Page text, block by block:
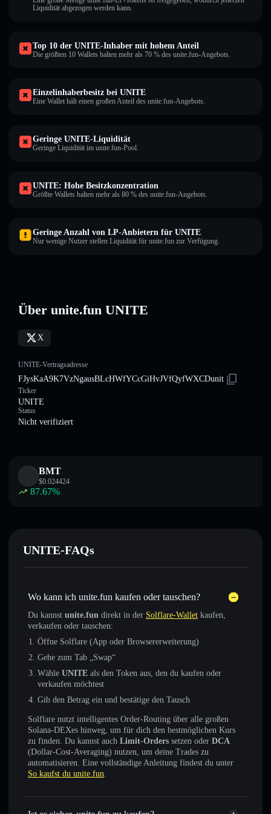
Liquidität abgezogen werden kann.
Top 10 der UNITE-Inhaber mit hohem Anteil
Die größten 10 Wallets halten mehr als 70 % des unite.fun-Angebots.
Einzelinhaberbesitz bei UNITE
Eine Wallet hält einen großen Anteil des unite.fun-Angebots.
Geringe UNITE-Liquidität
Geringe Liquidität im unite.fun-Pool.
UNITE: Hohe Besitzkonzentration
Größte Wallets halten mehr als 80 % des unite.fun-Angebots.
Geringe Anzahl von LP-Anbietern für UNITE
Nur wenige Nutzer stellen Liquidität für unite.fun zur Verfügung.
Über unite.fun UNITE
X
UNITE-Vertragsadresse
FJysKaA9K7VzNgausBLcHWfYCcGiHvJVfQyfWXCDunit
Ticker
UNITE
Status
Nicht verifiziert
BMT
$0.024424
87.67%
UNITE-FAQs
Wo kann ich unite.fun kaufen oder tauschen?
Du kannst unite.fun direkt in der Solflare-Wallet kaufen,
verkaufen oder tauschen:
Öffne Solflare (App oder Browsererweiterung)
Gehe zum Tab „Swap“
Wähle UNITE als den Token aus, den du kaufen oder
verkaufen möchtest
Gib den Betrag ein und bestätige den Tausch
Solflare nutzt intelligentes Order-Routing über alle großen
Solana-DEXes hinweg, um für dich den bestmöglichen Kurs
zu finden. Du kannst auch Limit-Orders setzen oder DCA
(Dollar-Cost-Averaging) nutzen, um deine Trades zu
automatisieren. Eine vollständige Anleitung findest du unter
So kaufst du unite.fun.